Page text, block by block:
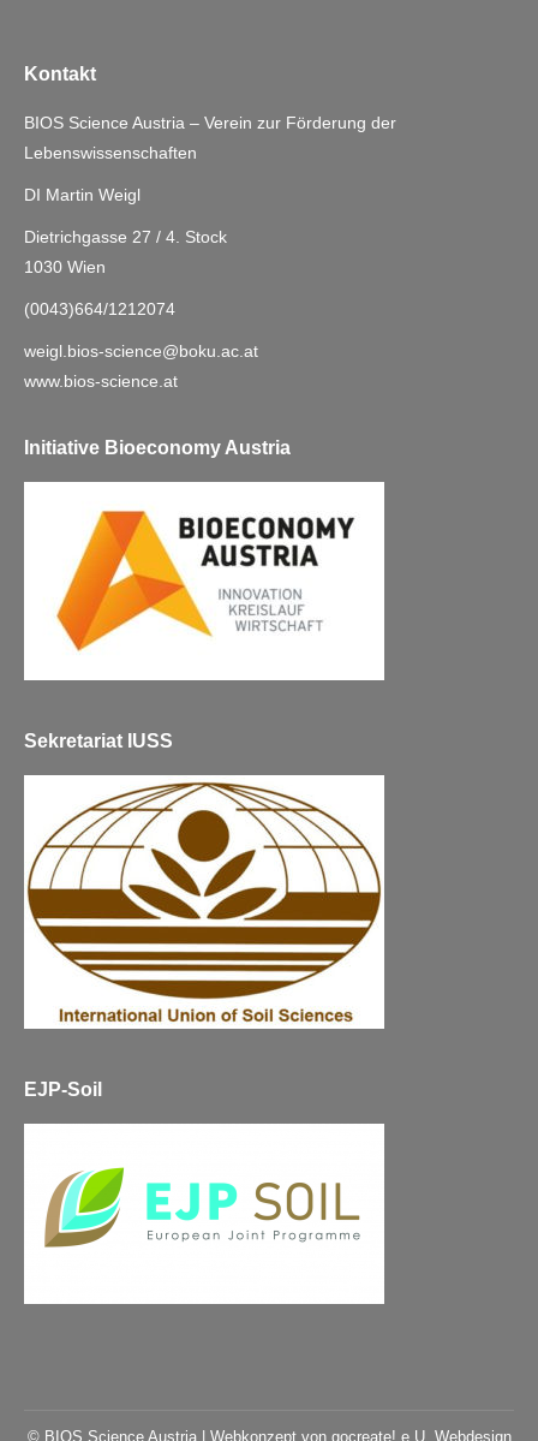
Kontakt
BIOS Science Austria – Verein zur Förderung der
Lebenswissenschaften
DI Martin Weigl
Dietrichgasse 27 / 4. Stock
1030 Wien
(0043)664/1212074
weigl.bios-science@boku.ac.at
www.bios-science.at
Initiative Bioeconomy Austria
Sekretariat IUSS
EJP-Soil
© BIOS Science Austria | Webkonzept von gocreate! e.U. Webdesign